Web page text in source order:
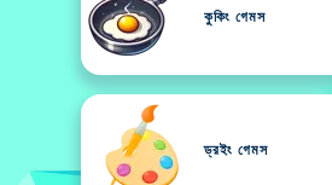
কুকিং গেমস
ড্রইং গেমস